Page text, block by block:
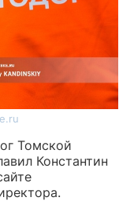
Томской
Константин